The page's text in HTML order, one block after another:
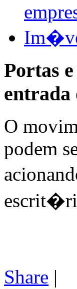
Portas
entrada
O
podem
Share |